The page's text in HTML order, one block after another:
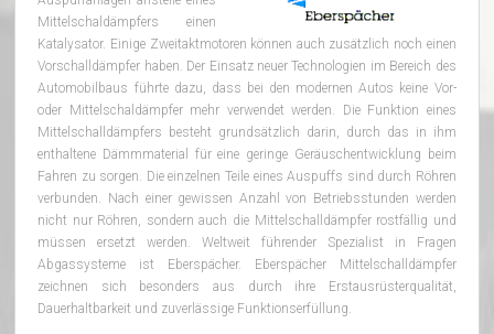
Mittelschaldämpfers einen
Katalysator. Einige Zweitaktmotoren können auch zusätzlich noch einen
Vorschalldämpfer haben. Der Einsatz neuer Technologien im Bereich des
Automobilbaus führte dazu, dass bei den modernen Autos keine Vor-
oder Mittelschaldämpfer mehr verwendet werden. Die Funktion eines
Mittelschalldämpfers besteht grundsätzlich darin, durch das in ihm
enthaltene Dämmmaterial für eine geringe Geräuschentwicklung beim
Fahren zu sorgen. Die einzelnen Teile eines Auspuffs sind durch Röhren
verbunden. Nach einer gewissen Anzahl von Betriebsstunden werden
nicht nur Röhren, sondern auch die Mittelschalldämpfer rostfällig und
müssen ersetzt werden. Weltweit führender Spezialist in Fragen
Abgassysteme ist Eberspächer. Eberspächer Mittelschalldämpfer
zeichnen sich besonders aus durch ihre Erstausrüsterqualität,
Dauerhaltbarkeit und zuverlässige Funktionserfüllung.